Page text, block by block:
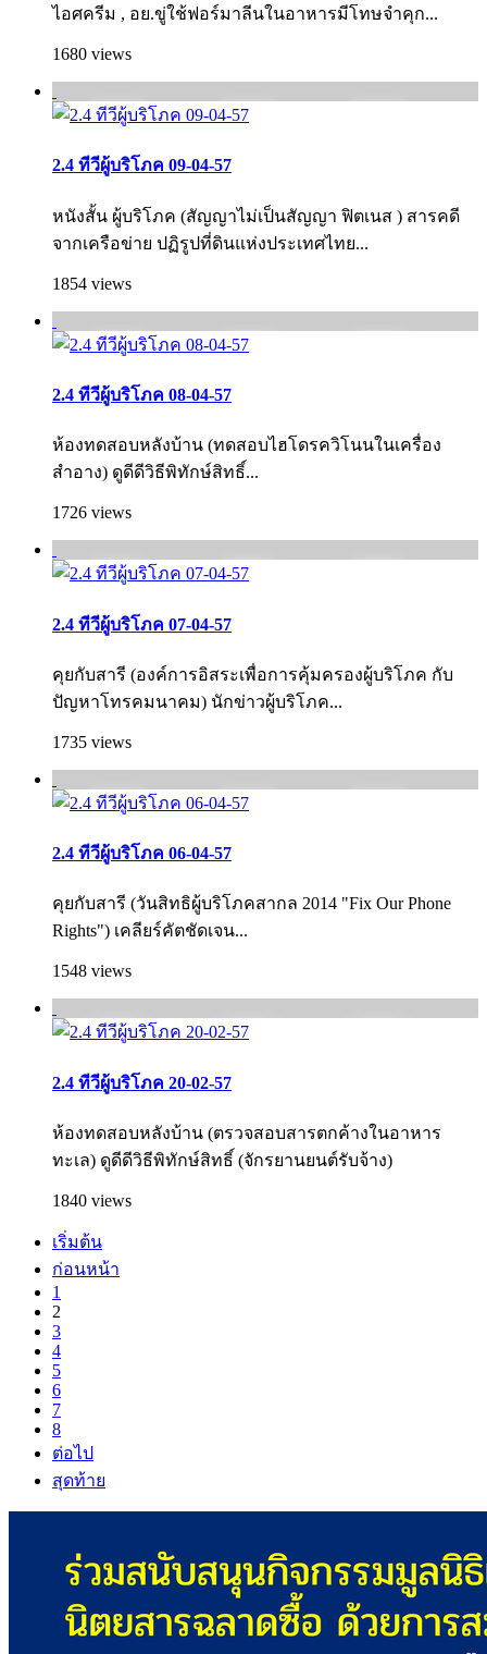
ไอศครีม , อย.ขู่ใช้ฟอร์มาลีนในอาหารมีโทษจำคุก...
1680 views
2.4 ทีวีผู้บริโภค 09-04-57
หนังสั้น ผู้บริโภค (สัญญาไม่เป็นสัญญา ฟิตเนส ) สารคดี
จากเครือข่าย ปฏิรูปที่ดินแห่งประเทศไทย...
1854 views
2.4 ทีวีผู้บริโภค 08-04-57
ห้องทดสอบหลังบ้าน (ทดสอบไฮโดรควิโนนในเครื่อง
สำอาง) ดูดีดีวิธีพิทักษ์สิทธิ์...
1726 views
2.4 ทีวีผู้บริโภค 07-04-57
คุยกับสารี (องค์การอิสระเพื่อการคุ้มครองผู้บริโภค กับ
ปัญหาโทรคมนาคม) นักข่าวผู้บริโภค...
1735 views
2.4 ทีวีผู้บริโภค 06-04-57
คุยกับสารี (วันสิทธิผู้บริโภคสากล 2014 "Fix Our Phone
Rights") เคลียร์คัตชัดเจน...
1548 views
2.4 ทีวีผู้บริโภค 20-02-57
ห้องทดสอบหลังบ้าน (ตรวจสอบสารตกค้างในอาหาร
ทะเล) ดูดีดีวิธีพิทักษ์สิทธิ์ (จักรยานยนต์รับจ้าง)
1840 views
เริ่มต้น
ก่อนหน้า
1
2
3
4
5
6
7
8
ต่อไป
สุดท้าย